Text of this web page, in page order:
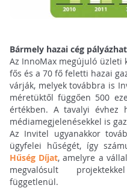
Bármely hazai cég
Az InnoMax megújuló üzleti
fős és a 70 fő feletti hazai
várják, melyek továbbra is
méretüktől függően 500
értékben. A tavalyi évhez
médiamegjelenésekkel is
Az Invitel ugyanakkor
ügyfelei hűségét, így
Hűség Díjat, amelyre a
megvalósult
függetlenül.